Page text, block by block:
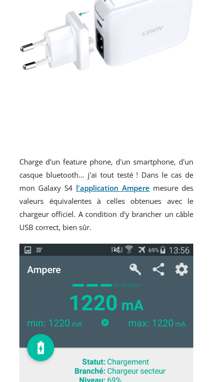
Charge d'un feature phone, d'un smartphone, d'un
casque bluetooth… j'ai tout testé ! Dans le cas de
mon Galaxy S4 l'application Ampere mesure des
valeurs équivalentes à celles obtenues avec le
chargeur officiel. A condition d'y brancher un câble
USB correct, bien sûr.